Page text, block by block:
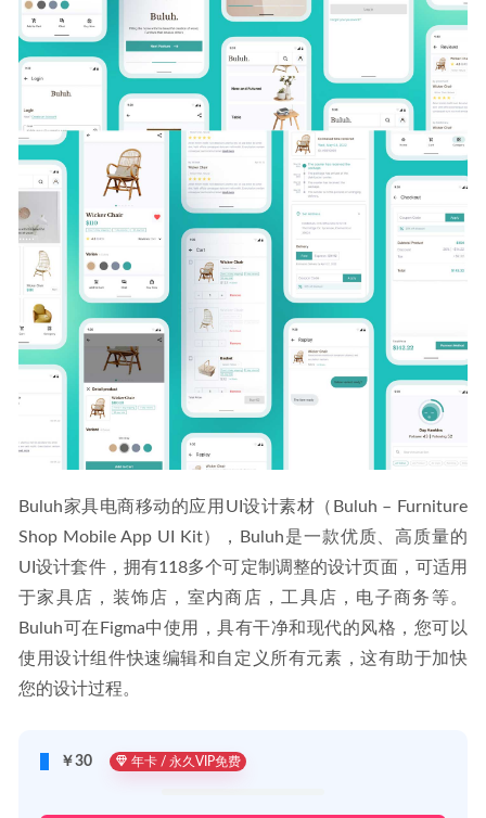
Buluh家具电商移动的应用UI设计素材（Buluh – Furniture
Shop Mobile App UI Kit），Buluh是一款优质、高质量的
UI设计套件，拥有118多个可定制调整的设计页面，可适用
于家具店，装饰店，室内商店，工具店，电子商务等。
Buluh可在Figma中使用，具有干净和现代的风格，您可以
使用设计组件快速编辑和自定义所有元素，这有助于加快
您的设计过程。
￥30 年卡 / 永久VIP免费